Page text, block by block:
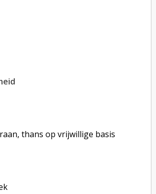
thans op vrijwillige basis